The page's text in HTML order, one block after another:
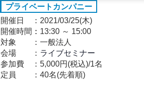
プライベートカンパニー
開催日
2021/03/25(木)
開催時間： 13:30 ～ 15:00
対象
一般法人
会場
ライブセミナー
参加費
5,000円(税込)/1名
定員
40名(先着順)